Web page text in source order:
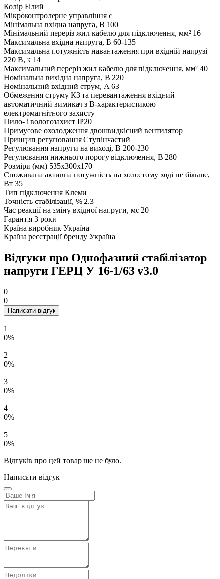
Колір Білий
Мікроконтролерне управління є
Мінімальна вхідна напруга, В 100
Мінімальний переріз жил кабелю для підключення, мм² 16
Максимальна вхідна напруга, В 60-135
Максимальна потужність навантаження при вхідній напрузі
220 В, к 14
Максимальний переріз жил кабелю для підключення, мм² 40
Номінальна вихідна напруга, В 220
Номінальний вхідний струм, А 63
Обмеження струму КЗ та перевантаження вхідний
автоматичний вимикач з B-характеристикою
електромагнітного захисту
Пило- і вологозахист IP20
Примусове охолодження двошвидкісний вентилятор
Принцип регулювання Ступінчастий
Регулювання напруги на виході, В 200-230
Регулювання нижнього порогу відключення, В 280
Розміри (мм) 535x300x170
Споживана активна потужність на холостому ході не більше,
Вт 35
Тип підключення Клеми
Точність стабілізації, % 2.3
Час реакції на зміну вхідної напруги, мс 20
Гарантія 3 роки
Країна виробник Україна
Країна реєстрації бренду Україна
Відгуки про Однофазний стабілізатор
напруги ГЕРЦ У 16-1/63 v3.0
0
0
Написати відгук
1
0%
2
0%
3
0%
4
0%
5
0%
Відгуків про цей товар ще не було.
Написати відгук